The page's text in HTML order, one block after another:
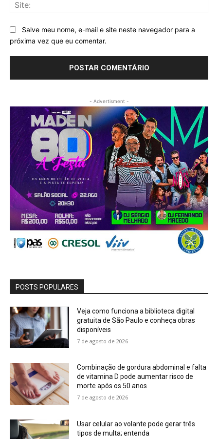
Salve meu nome, e-mail e site neste navegador para a
próxima vez que eu comentar.
- Advertisment -
POSTS POPULARES
Veja como funciona a biblioteca digital
gratuita de São Paulo e conheça obras
disponíveis
7 de agosto de 2026
Combinação de gordura abdominal e falta
de vitamina D pode aumentar risco de
morte após os 50 anos
7 de agosto de 2026
Usar celular ao volante pode gerar três
tipos de multa; entenda